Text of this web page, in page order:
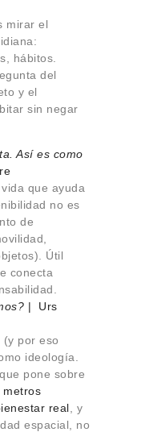
mirar el
hábitos.
del
y el
sin negar
Así es como
que ayuda
no es
de
Útil
conecta
| Urs
(y por eso
ideología.
pone sobre
metros
real , y
espacial, no